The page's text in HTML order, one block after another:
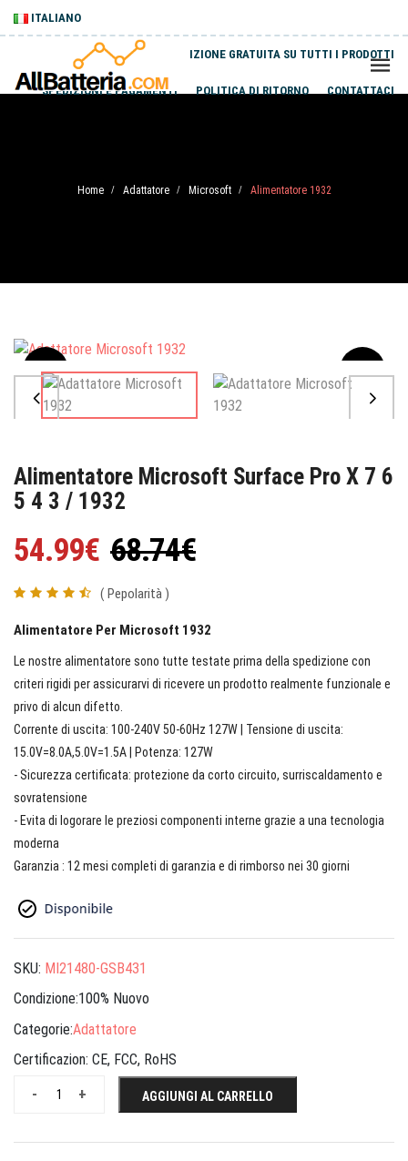
ITALIANO
SPEDIZIONE GRATUITA SU TUTTI I PRODOTTI
SPEDIZIONI E PAGAMENTI POLITICA DI RITORNO CONTATTACI
Home / Adattatore / Microsoft / Alimentatore 1932
Sale
Alimentatore Microsoft Surface Pro X 7 6
5 4 3 / 1932
54.99€ 68.74€
( Pepolarità )
Alimentatore Per Microsoft 1932
Le nostre alimentatore sono tutte testate prima della spedizione con
criteri rigidi per assicurarvi di ricevere un prodotto realmente funzionale e
privo di alcun difetto.
Corrente di uscita: 100-240V 50-60Hz 127W | Tensione di uscita:
15.0V=8.0A,5.0V=1.5A | Potenza: 127W
- Sicurezza certificata: protezione da corto circuito, surriscaldamento e
sovratensione
- Evita di logorare le preziosi componenti interne grazie a una tecnologia
moderna
Garanzia : 12 mesi completi di garanzia e di rimborso nei 30 giorni
SKU: MI21480-GSB431
Condizione:100% Nuovo
Categorie:Adattatore
Certificazion: CE, FCC, RoHS
+
- AGGIUNGI AL CARRELLO